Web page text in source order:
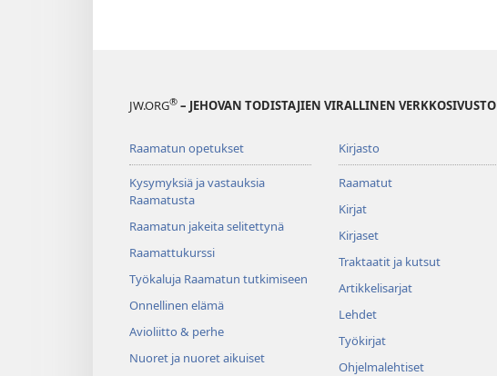
JW.ORG® – JEHOVAN TODISTAJIEN VIRALLINEN VERKKOSIVUSTO
Raamatun opetukset
Kysymyksiä ja vastauksia
Raamatusta
Raamatun jakeita selitettynä
Raamattukurssi
Työkaluja Raamatun tutkimiseen
Onnellinen elämä
Avioliitto & perhe
Nuoret ja nuoret aikuiset
Kirjasto
Raamatut
Kirjat
Kirjaset
Traktaatit ja kutsut
Artikkelisarjat
Lehdet
Työkirjat
Ohjelmalehtiset